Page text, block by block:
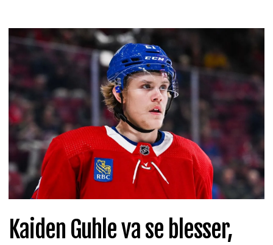
Kaiden Guhle va se blesser,